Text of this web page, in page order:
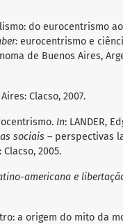
do eurocentrismo
eurocentrismo e
de Buenos Aires,
Clacso, 2007.
In: LANDER,
sociais – perspectivas
2005.
americana e
a origem do mito da